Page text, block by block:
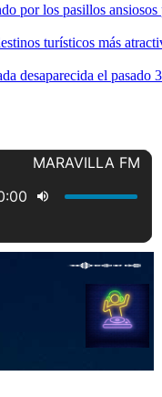
por los pasillos
turísticos más
desaparecida el pasado